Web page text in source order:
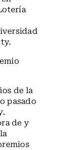
de la
pasado
de y